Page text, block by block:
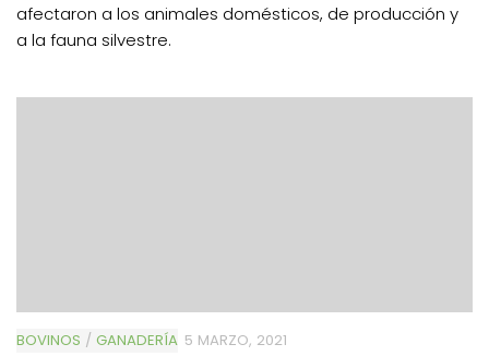
afectaron a los animales domésticos, de producción y
a la fauna silvestre.
BOVINOS / GANADERÍA 5 MARZO, 2021